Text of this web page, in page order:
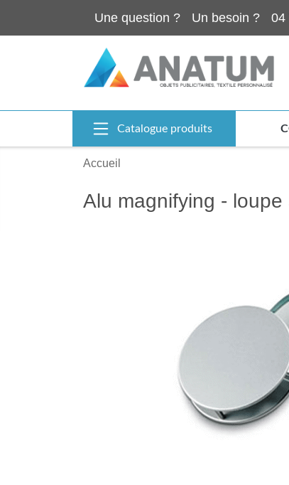
Une question ? Un besoin ? 04
Catalogue produits
Accueil
Alu magnifying - loupe